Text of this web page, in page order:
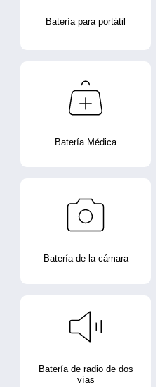
Batería para portátil
Batería Médica
Batería de la cámara
Batería de radio de dos
vías